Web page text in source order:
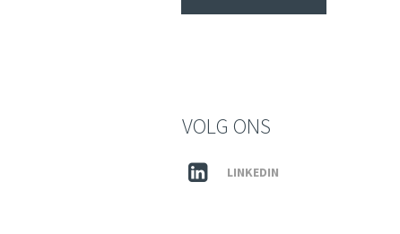
VOLG ONS
LINKEDIN